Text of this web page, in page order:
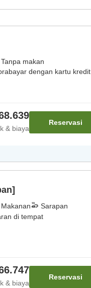
Tanpa makan
dengan kartu kredit
& biaya
Reservasi
Makanan
Sarapan
di tempat
& biaya
Reservasi